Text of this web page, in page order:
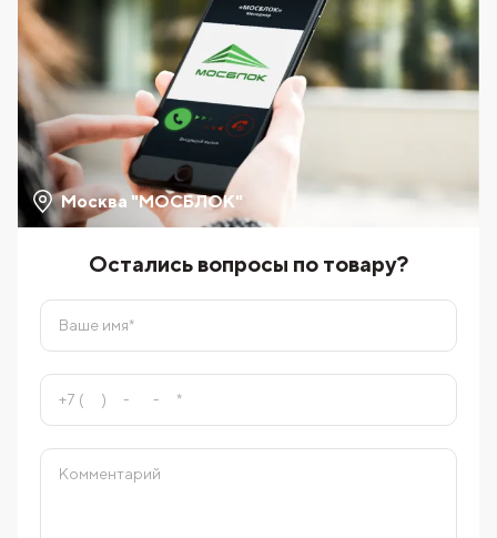
Москва "МОСБЛОК"
Остались вопросы по товару?